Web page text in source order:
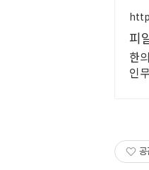
피
한
인
공